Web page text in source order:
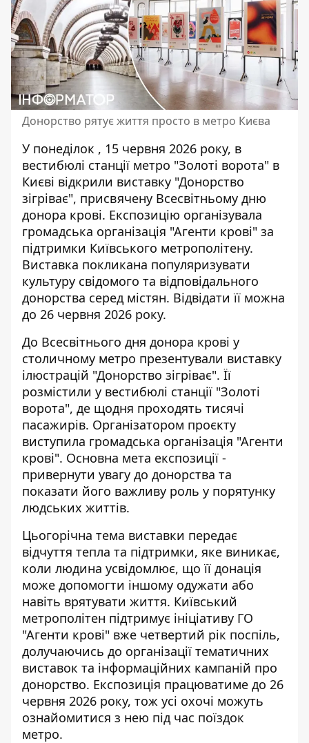
Донорство рятує життя просто в метро Києва
У понеділок , 15 червня 2026 року, в
вестибюлі станції метро "Золоті ворота" в
Києві відкрили виставку "Донорство
зігріває", присвячену Всесвітньому дню
донора крові. Експозицію організувала
громадська організація "Агенти крові" за
підтримки Київського метрополітену.
Виставка покликана популяризувати
культуру свідомого та відповідального
донорства серед містян. Відвідати її можна
до 26 червня 2026 року.
До Всесвітнього дня донора крові у
столичному метро презентували виставку
ілюстрацій "Донорство зігріває". Її
розмістили у вестибюлі станції "Золоті
ворота", де щодня проходять тисячі
пасажирів. Організатором проєкту
виступила громадська організація "Агенти
крові". Основна мета експозиції -
привернути увагу до донорства та
показати його важливу роль у порятунку
людських життів.
Цьогорічна тема виставки передає
відчуття тепла та підтримки, яке виникає,
коли людина усвідомлює, що її донація
може допомогти іншому одужати або
навіть врятувати життя. Київський
метрополітен підтримує ініціативу ГО
"Агенти крові" вже четвертий рік поспіль,
долучаючись до організації тематичних
виставок та інформаційних кампаній про
донорство. Експозиція працюватиме до 26
червня 2026 року, тож усі охочі можуть
ознайомитися з нею під час поїздок
метро.